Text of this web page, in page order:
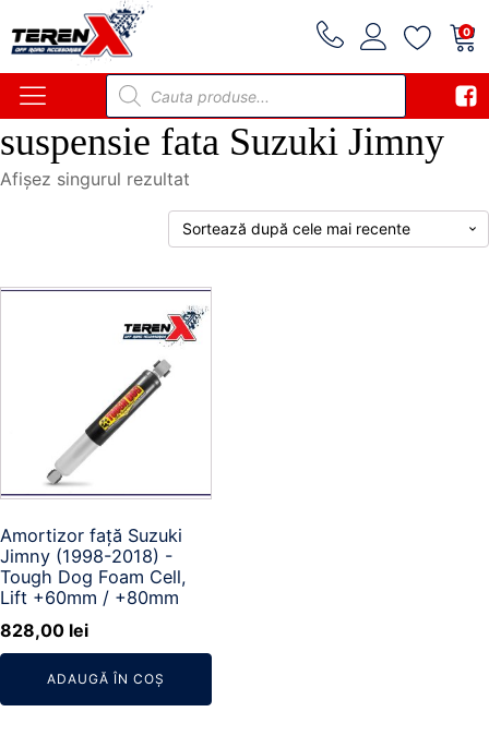
0
Products
search
suspensie fata Suzuki Jimny
Afișez singurul rezultat
Amortizor față Suzuki
Jimny (1998-2018) -
Tough Dog Foam Cell,
Lift +60mm / +80mm
828,00 lei
ADAUGĂ ÎN COȘ